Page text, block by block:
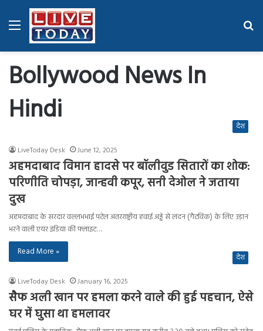
Menu
Bollywood News In
Hindi
देश
LiveToday Desk June 12, 2025
अहमदाबाद विमान हादसे पर बॉलीवुड सितारों का शोक:
परिणीति चोपड़ा, जान्हवी कपूर, सनी देओल ने जताया
दुख
अहमदाबाद के सरदार वल्लभभाई पटेल अंतरराष्ट्रीय हवाई अड्डे से लंदन (गैटविक) के लिए उड़ान
भरने वाली एयर इंडिया की फ्लाइट…
Read More »
देश
LiveToday Desk January 16, 2025
सैफ अली खान पर हमला करने वाले की हुई पहचान, ऐसे
घर में घुसा था हमलावर